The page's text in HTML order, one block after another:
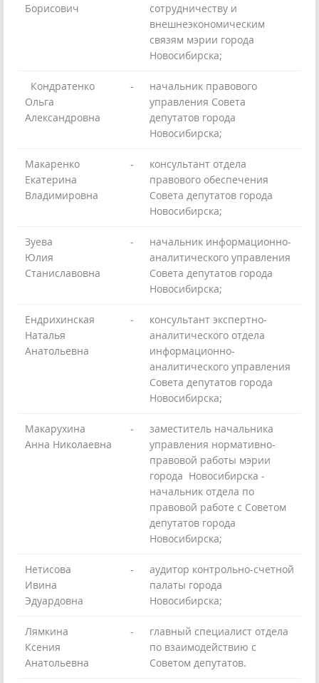
Борисович
сотрудничеству и
внешнеэкономическим
связям мэрии города
Новосибирска;
Кондратенко
Ольга
Александровна
-
начальник правового
управления Совета
депутатов города
Новосибирска;
Макаренко
Екатерина
Владимировна
-
консультант отдела
правового обеспечения
Совета депутатов города
Новосибирска;
Зуева
Юлия
Станиславовна
-
начальник информационно-
аналитического управления
Совета депутатов города
Новосибирска;
Ендрихинская
Наталья
Анатольевна
-
консультант экспертно-
аналитического отдела
информационно-
аналитического управления
Совета депутатов города
Новосибирска;
Макарухина
Анна Николаевна
-
заместитель начальника
управления нормативно-
правовой работы мэрии
города Новосибирска -
начальник отдела по
правовой работе с Советом
депутатов города
Новосибирска;
Нетисова
Ивина
Эдуардовна
-
аудитор контрольно-счетной
палаты города
Новосибирска;
Лямкина
Ксения
Анатольевна
-
главный специалист отдела
по взаимодействию с
Советом депутатов.